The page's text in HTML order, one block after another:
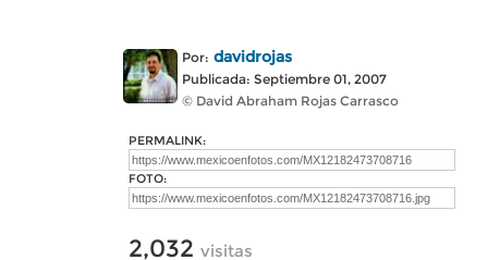
Por: davidrojas
Publicada: Septiembre 01, 2007
© David Abraham Rojas Carrasco
PERMALINK:
FOTO:
2,032 visitas